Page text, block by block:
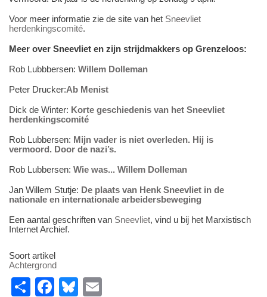
Voor meer informatie zie de site van het Sneevliet
herdenkingscomité.
Meer over Sneevliet en zijn strijdmakkers op Grenzeloos:
Rob Lubbbersen: Willem Dolleman
Peter Drucker:Ab Menist
Dick de Winter: Korte geschiedenis van het Sneevliet
herdenkingscomité
Rob Lubbersen: Mijn vader is niet overleden. Hij is
vermoord. Door de nazi’s.
Rob Lubbersen: Wie was... Willem Dolleman
Jan Willem Stutje: De plaats van Henk Sneevliet in de
nationale en internationale arbeidersbeweging
Een aantal geschriften van Sneevliet, vind u bij het Marxistisch
Internet Archief.
Soort artikel
Achtergrond
S
F
Bl